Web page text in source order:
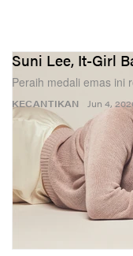
KECANTIKAN
Suni Lee, It-Girl
Peraih medali emas ini
Jun 4,